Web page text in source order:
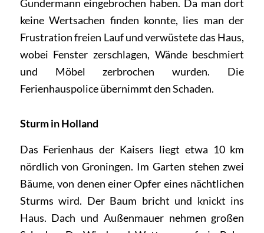
Gundermann eingebrochen haben. Da man dort
keine Wertsachen finden konnte, lies man der
Frustration freien Lauf und verwüstete das Haus,
wobei Fenster zerschlagen, Wände beschmiert
und Möbel zerbrochen wurden. Die
Ferienhauspolice übernimmt den Schaden.
Sturm in Holland
Das Ferienhaus der Kaisers liegt etwa 10 km
nördlich von Groningen. Im Garten stehen zwei
Bäume, von denen einer Opfer eines nächtlichen
Sturms wird. Der Baum bricht und knickt ins
Haus. Dach und Außenmauer nehmen großen